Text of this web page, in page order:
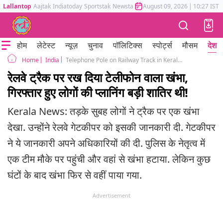
Lallantop Aajtak Indiatoday Sportstak Newstak Mumbai Tak Astrotak
August 09, 2026 | 10:27 IST
होम लेटेस्ट न्यूज़ चुनाव पॉलिटिक्स स्पोर्ट्स मौसम देश
Home India Telephone Pole on Railway Track in Kerala Planned to Remove Cast Iron and Buy Alcohol
रेलवे ट्रैक पर रख दिया टेलीफोन वाला खंभा,
गिरफ्तार हुए लोगों की प्लानिंग बड़ी शातिर थी!
Kerala News: तड़के सुबह लोगों ने ट्रैक पर एक खंभा
देखा. उन्होंने रेलवे गेटकीपर को इसकी जानकारी दी. गेटकीपर
ने ये जानकारी अपने अधिकारियों की दी. पुलिस के नेतृत्व में
एक टीम मौके पर पहुंची और वहां से खंभा हटाया. लेकिन कुछ
घंटों के बाद खंभा फिर से वहीं पाया गया.
Advertisement